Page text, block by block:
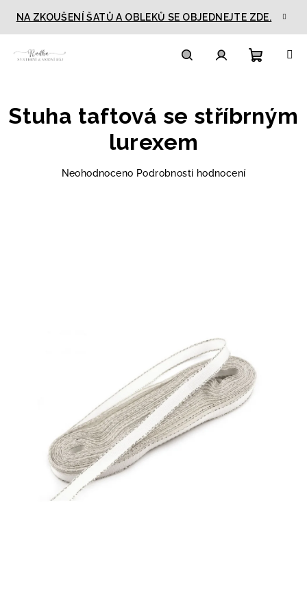
obsah
NA ZKOUŠENÍ ŠATŮ A OBLEKŮ SE OBJEDNEJTE ZDE.
košík
Stuha taftová se stříbrným
lurexem
Průměrné
Neohodnoceno Podrobnosti hodnocení